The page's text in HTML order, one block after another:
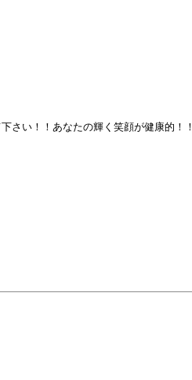
さい！！あなたの輝く笑顔が健康的！！